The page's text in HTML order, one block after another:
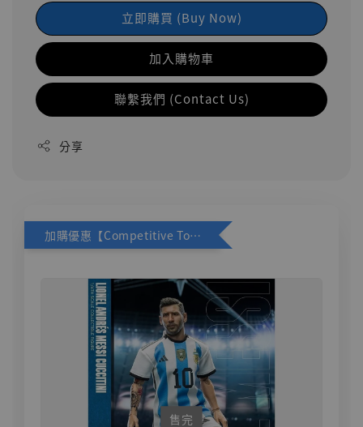
立即購買 (Buy Now)
加入購物車
聯繫我們 (Contact Us)
分享
加購優惠【Competitive Toys 梅西 [CM001]】
售完